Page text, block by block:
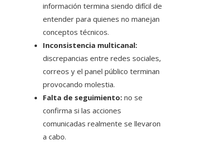
información termina siendo difícil de
entender para quienes no manejan
conceptos técnicos.
Inconsistencia multicanal:
discrepancias entre redes sociales,
correos y el panel público terminan
provocando molestia.
Falta de seguimiento: no se
confirma si las acciones
comunicadas realmente se llevaron
a cabo.